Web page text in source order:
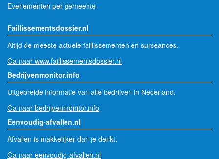
Evenementen per gemeente
Faillissementsdossier.nl
Altijd de meeste actuele faillissementen en surseances.
Ga naar www.faillissementsdossier.nl
Bedrijvenmonitor.info
Uitgebreide informatie van alle bedrijven in Nederland.
Ga naar bedrijvenmonitor.info
Eenvoudig-afvallen.nl
Afvallen is makkelijker dan je denkt.
Ga naar eenvoudig-afvallen.nl